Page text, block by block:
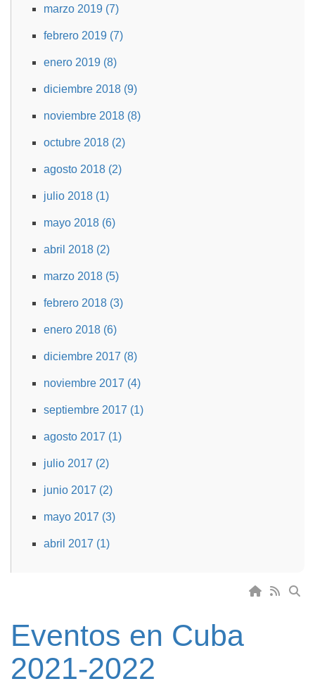
marzo 2019 (7)
febrero 2019 (7)
enero 2019 (8)
diciembre 2018 (9)
noviembre 2018 (8)
octubre 2018 (2)
agosto 2018 (2)
julio 2018 (1)
mayo 2018 (6)
abril 2018 (2)
marzo 2018 (5)
febrero 2018 (3)
enero 2018 (6)
diciembre 2017 (8)
noviembre 2017 (4)
septiembre 2017 (1)
agosto 2017 (1)
julio 2017 (2)
junio 2017 (2)
mayo 2017 (3)
abril 2017 (1)
Eventos en Cuba
2021-2022